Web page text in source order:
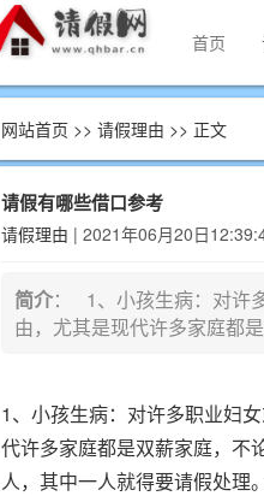
首页
网站首页 >> 请假理由 >> 正文
请假有哪些借口参考
请假理由 | 2021年06月20日
简介： 1、小孩生病：对许
由，尤其是现代许多家庭都
1、小孩生病：对许多职业妇
代许多家庭都是双薪家庭，不
人，其中一人就得要请假处理